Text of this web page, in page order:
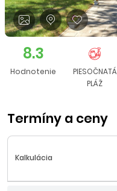
8.3
Hodnotenie
PIESOČNATÁ
PLÁŽ
Termíny a ceny
Kalkulácia